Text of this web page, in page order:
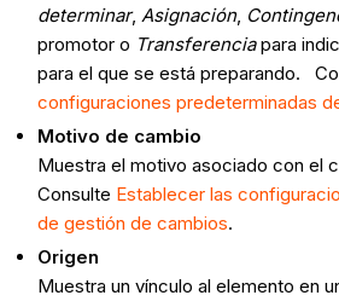
determinar,Asignación,
promotor o Transferenciapara
para el que se está preparando.
configuraciones predeterminadas
Motivo de cambio
Muestra el motivo asociado con el
Consulte Establecer las
de gestión de cambios.
Origen
Muestra un vínculo al elemento en